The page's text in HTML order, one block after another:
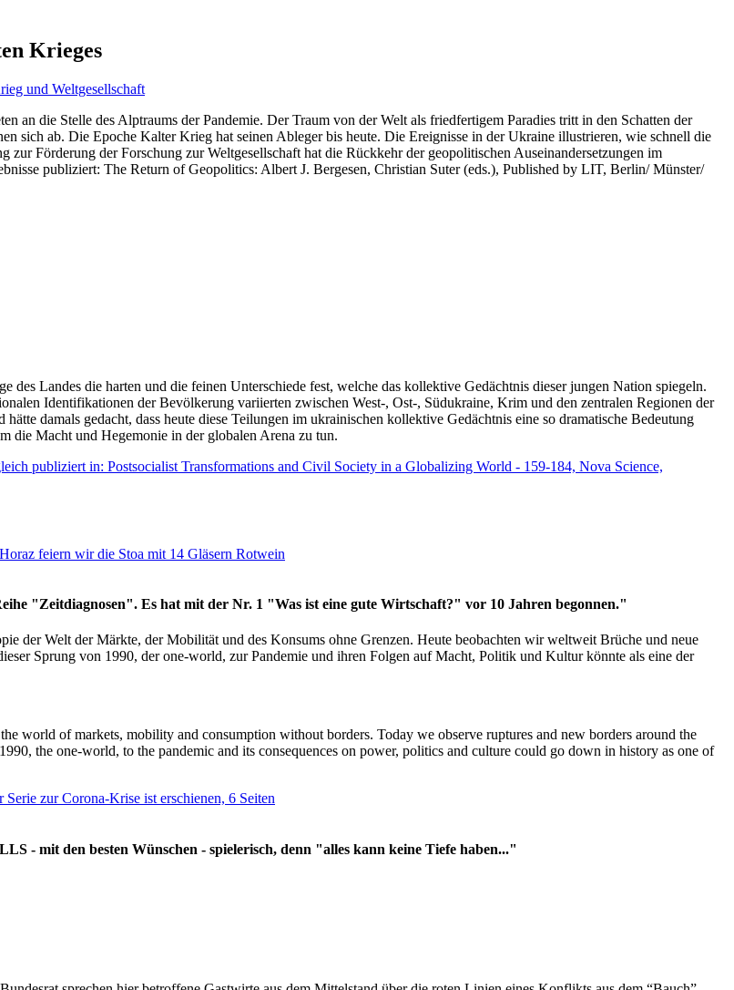
Krieges
und Weltgesellschaft
an die Stelle des Alptraums der Pandemie. Der Traum von der Welt als friedfertigem Paradies tritt in den Schatten der
sich ab. Die Epoche Kalter Krieg hat seinen Ableger bis heute. Die Ereignisse in der Ukraine illustrieren, wie schnell die
Förderung der Forschung zur Weltgesellschaft hat die Rückkehr der geopolitischen Auseinandersetzungen im
publiziert: The Return of Geopolitics: Albert J. Bergesen, Christian Suter (eds.), Published by LIT, Berlin/ Münster/
des Landes die harten und die feinen Unterschiede fest, welche das kollektive Gedächtnis dieser jungen Nation spiegeln.
Identifikationen der Bevölkerung variierten zwischen West-, Ost-, Südukraine, Krim und den zentralen Regionen der
damals gedacht, dass heute diese Teilungen im ukrainischen kollektive Gedächtnis eine so dramatische Bedeutung
die Macht und Hegemonie in der globalen Arena zu tun.
publiziert in: Postsocialist Transformations and Civil Society in a Globalizing World - 159-184, Nova Science,
feiern wir die Stoa mit 14 Gläsern Rotwein
"Zeitdiagnosen". Es hat mit der Nr. 1 "Was ist eine gute Wirtschaft?" vor 10 Jahren begonnen."
der Welt der Märkte, der Mobilität und des Konsums ohne Grenzen. Heute beobachten wir weltweit Brüche und neue
Sprung von 1990, der one-world, zur Pandemie und ihren Folgen auf Macht, Politik und Kultur könnte als eine der
world of markets, mobility and consumption without borders. Today we observe ruptures and new borders around the
the one-world, to the pandemic and its consequences on power, politics and culture could go down in history as one of
zur Corona-Krise ist erschienen, 6 Seiten
- mit den besten Wünschen - spielerisch, denn "alles kann keine Tiefe haben..."